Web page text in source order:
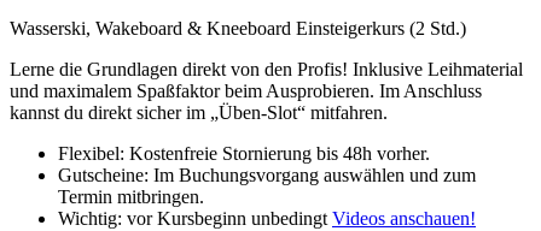
Wasserski, Wakeboard & Kneeboard Einsteigerkurs (2 Std.)
Lerne die Grundlagen direkt von den Profis! Inklusive Leihmaterial
und maximalem Spaßfaktor beim Ausprobieren. Im Anschluss
kannst du direkt sicher im „Üben-Slot“ mitfahren.
Flexibel: Kostenfreie Stornierung bis 48h vorher.
Gutscheine: Im Buchungsvorgang auswählen und zum
Termin mitbringen.
Wichtig: vor Kursbeginn unbedingt Videos anschauen!